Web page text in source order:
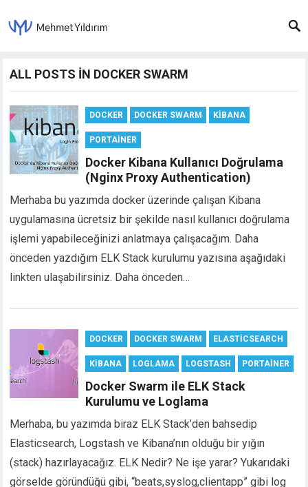
ALL POSTS IN DOCKER SWARM
DOCKER DOCKER SWARM KIBANA
PORTAINER
Docker Kibana Kullanıcı Doğrulama
(Nginx Proxy Authentication)
Merhaba bu yazımda docker üzerinde çalışan Kibana
uygulamasına ücretsiz bir şekilde nasıl kullanıcı doğrulama
işlemi yapabileceğinizi anlatmaya çalışacağım. Daha
önceden yazdığım ELK Stack kurulumu yazısına aşağıdaki
linkten ulaşabilirsiniz. Daha önceden…
DOCKER DOCKER SWARM ELASTICSEARCH
KIBANA LOGLAMA LOGSTASH PORTAINER
Docker Swarm ile ELK Stack
Kurulumu ve Loglama
Merhaba, bu yazımda biraz ELK Stack’den bahsedip
Elasticsearch, Logstash ve Kibana’nın olduğu bir yığın
(stack) hazırlayacağız. ELK Nedir? Ne işe yarar? Yukarıdaki
görselde göründüğü gibi, “beats,syslog,clientapp” gibi log